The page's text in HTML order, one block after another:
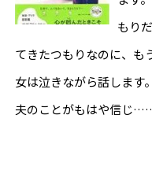
もり
てきたつもりなのに、も
女は泣きながら話します
夫のことがもはや信じ